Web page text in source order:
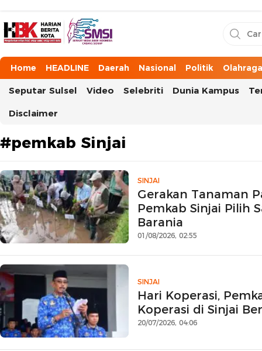
HarianBeritaKota
Mengabarkan Setiap Detil, Sudut, dan Cerita Kota
Home HEADLINE Daerah Nasional Politik Olahraga
Seputar Sulsel Video Selebriti Dunia Kampus
Disclaimer
#pemkab Sinjai
SINJAI
Gerakan Tanaman
Pemkab Sinjai Pilih
Barania
01/08/2026, 02:55
SINJAI
Hari Koperasi,
Koperasi di Sinjai
20/07/2026, 04:06